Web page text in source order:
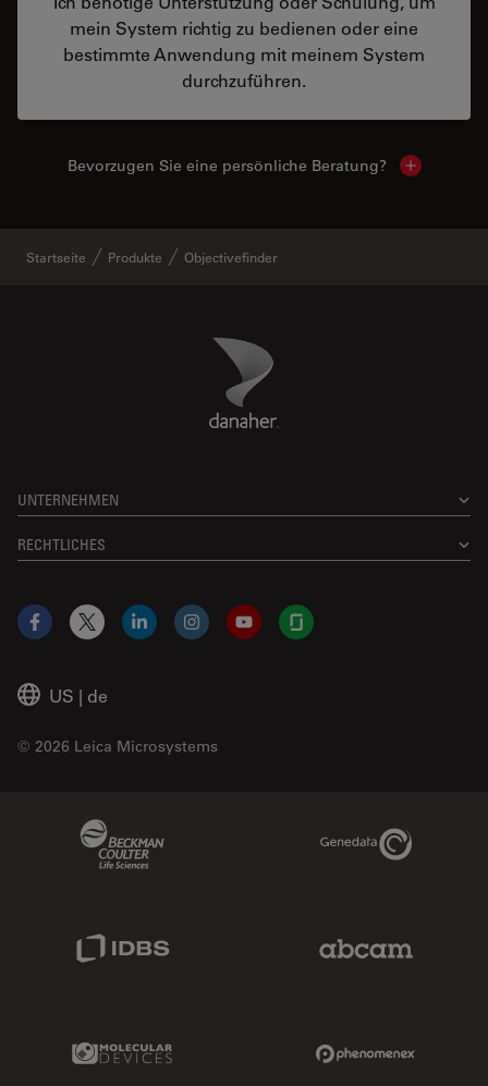
mein System richtig zu bedienen oder eine
bestimmte Anwendung mit meinem System
durchzuführen.
Bevorzugen Sie eine persönliche Beratung? Show
Startseite Produkte Objectivefinder
Danaher Logo
UNTERNEHMEN
RECHTLICHES
US | de
© 2026 Leica Microsystems
Facebook
X LinkedInInstagramYouTubeGlassdoor
Genedata Link
Molecular Devices Link